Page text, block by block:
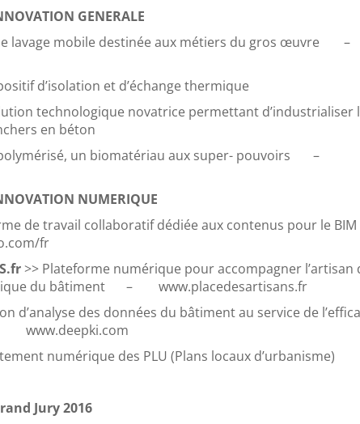
GENERALE
lavage mobile destinée aux métiers du gros œuvre
d’isolation et d’échange thermique
technologique novatrice permettant d’industrialiser
en béton
polymérisé, un biomatériau aux super- pouvoirs –
NUMERIQUE
de travail collaboratif dédiée aux contenus pour le
fr
>> Plateforme numérique pour accompagner l’artisan
du bâtiment – www.placedesartisans.fr
d’analyse des données du bâtiment au service de
numérique des PLU (Plans locaux d’urbanisme)
Jury 2016